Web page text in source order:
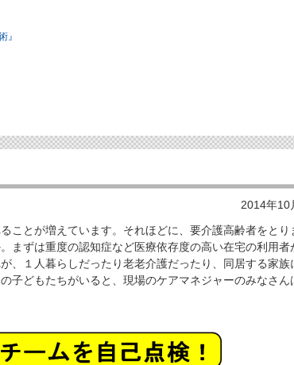
』
2014年10
ことが増えています。それほどに、要介護高齢者をとり
まずは重度の認知症など医療依存度の高い在宅の利用者
、１人暮らしだったり老老介護だったり、同居する家族
子どもたちがいると、現場のケアマネジャーのみなさん